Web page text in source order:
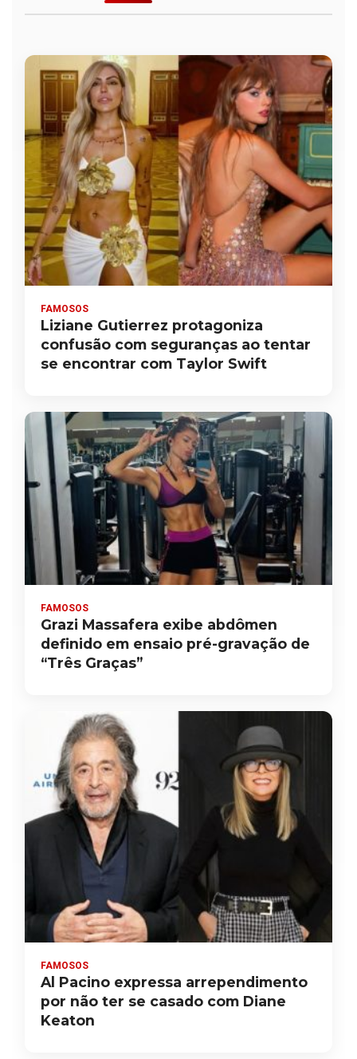
FAMOSOS
Liziane Gutierrez protagoniza
confusão com seguranças ao tentar
se encontrar com Taylor Swift
FAMOSOS
Grazi Massafera exibe abdômen
definido em ensaio pré-gravação de
“Três Graças”
FAMOSOS
Al Pacino expressa arrependimento
por não ter se casado com Diane
Keaton